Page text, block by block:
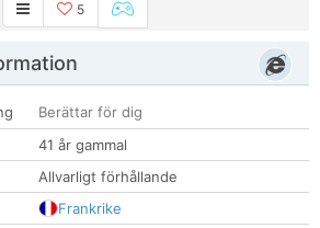
5
Berättar för dig
41 år gammal
Allvarligt förhållande
Frankrike